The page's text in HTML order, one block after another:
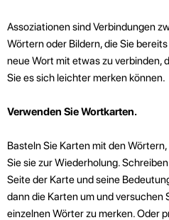
Assoziationen sind Verbindungen
Wörtern oder Bildern, die Sie
neue Wort mit etwas zu verbinden,
Sie es sich leichter merken können.
Verwenden Sie Wortkarten.
Basteln Sie Karten mit den
Sie sie zur Wiederholung.
Seite der Karte und seine
dann die Karten um und versuchen
einzelnen Wörter zu merken. Oder